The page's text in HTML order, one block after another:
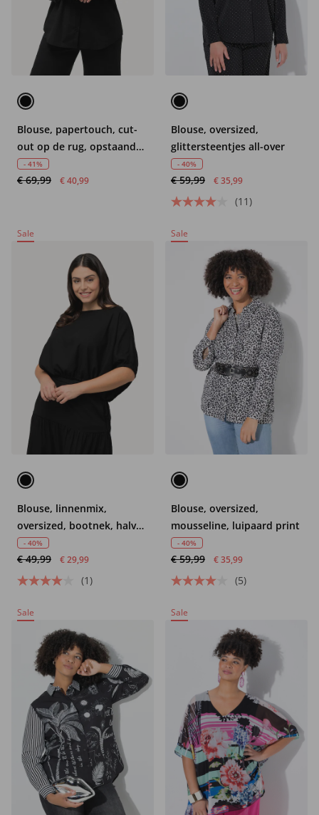
Blouse, papertouch, cut-
out op de rug, opstaande
kraag, lange mouwen
- 41%
€ 69,99 € 40,99
Blouse, oversized,
glittersteentjes all-over
- 40%
€ 59,99 € 35,99
(11)
Sale
Blouse, linnenmix,
oversized, bootnek, halve
mouwen
- 40%
€ 49,99 € 29,99
(1)
Sale
Blouse, oversized,
mousseline, luipaard print
- 40%
€ 59,99 € 35,99
(5)
Sale Sale